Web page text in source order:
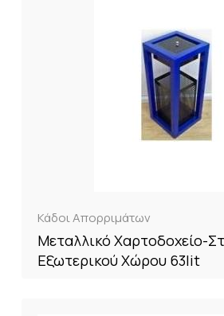
Κάδοι Απορριμάτων
Μεταλλικό Χαρτοδοχείο-
Εξωτερικού Χώρου 63lit